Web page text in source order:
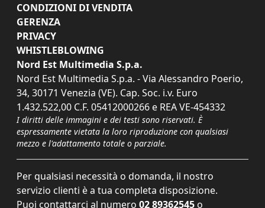
CONDIZIONI DI VENDITA
GERENZA
PRIVACY
WHISTLEBLOWING
Nord Est Multimedia S.p.a.
Nord Est Multimedia S.p.a. - Via Alessandro Poerio,
34, 30171 Venezia (VE). Cap. Soc. i.v. Euro
1.432.522,00 C.F. 05412000266 e REA VE-454332
I diritti delle immagini e dei testi sono riservati. È
espressamente vietata la loro riproduzione con qualsiasi
mezzo e l'adattamento totale o parziale.
Per qualsiasi necessità o domanda, il nostro
servizio clienti è a tua completa disposizione.
Puoi contattarci al numero 02 89362545 o